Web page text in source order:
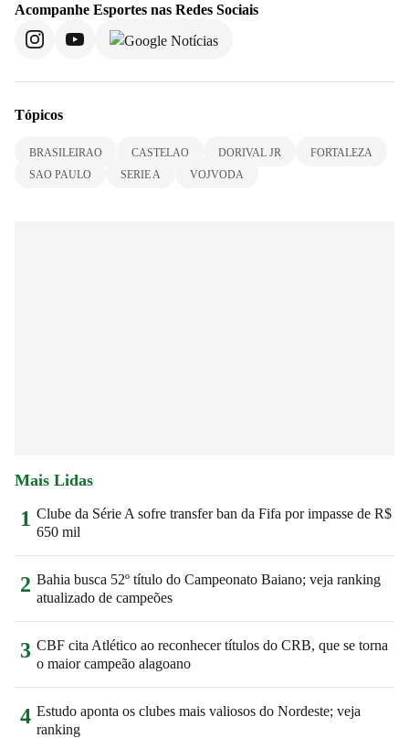
Acompanhe Esportes nas Redes Sociais
Tópicos
BRASILEIRAO CASTELAO DORIVAL JR
FORTALEZA
SAO PAULO
SERIE A VOJVODA
Mais Lidas
1 Clube da Série A sofre transfer ban da Fifa por impasse de R$
650 mil
2 Bahia busca 52º título do Campeonato Baiano; veja ranking
atualizado de campeões
3 CBF cita Atlético ao reconhecer títulos do CRB, que se torna
o maior campeão alagoano
4 Estudo aponta os clubes mais valiosos do Nordeste; veja
ranking